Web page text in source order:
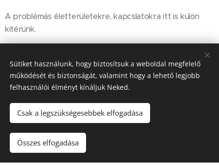
A problémás életterületekre, kapcslatokra itt is külön
kitérünk.
Kapcsolat
© Korek Györgyi 2020
Az oldalt a
Sütiket használunk, hogy biztosítsuk a weboldal megfelelő
működését és biztonságát, valamint hogy a lehető legjobb
felhasználói élményt kínáljuk Neked.
Csak a legszükségesebbek elfogadása
Összes elfogadása